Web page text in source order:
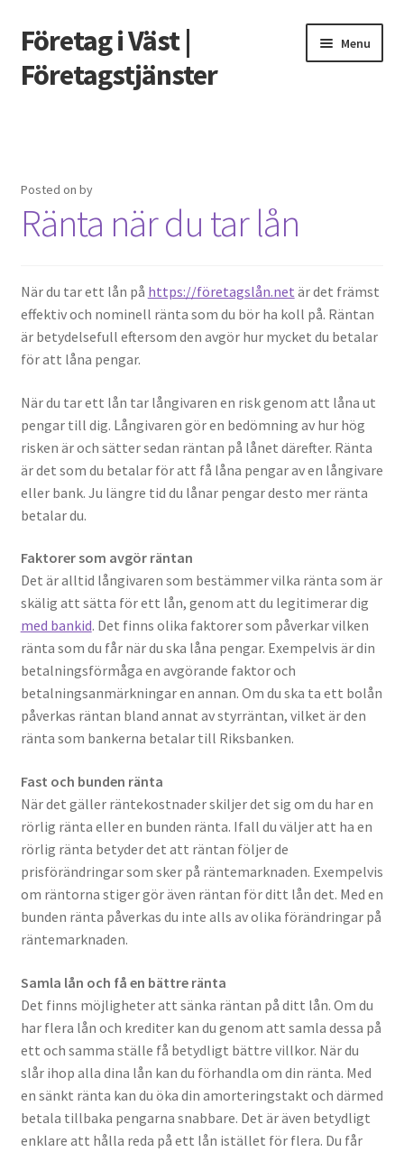
Skip
to
navigation
Skip
to
content
Företag i Väst |
Företagstjänster
Menu
Måste man skatta på utländska casinovinster?
Så lyckas du med en fasadrenovering som håller länge
Vad är nackdelarna med att ha mossa på takpannor?
Posted on by
Ränta när du tar lån
När du tar ett lån på https://företagslån.net är det främst
effektiv och nominell ränta som du bör ha koll på. Räntan
är betydelsefull eftersom den avgör hur mycket du betalar
för att låna pengar.
När du tar ett lån tar långivaren en risk genom att låna ut
pengar till dig. Långivaren gör en bedömning av hur hög
risken är och sätter sedan räntan på lånet därefter. Ränta
är det som du betalar för att få låna pengar av en långivare
eller bank. Ju längre tid du lånar pengar desto mer ränta
betalar du.
Faktorer som avgör räntan
Det är alltid långivaren som bestämmer vilka ränta som är
skälig att sätta för ett lån, genom att du legitimerar dig
med bankid. Det finns olika faktorer som påverkar vilken
ränta som du får när du ska låna pengar. Exempelvis är din
betalningsförmåga en avgörande faktor och
betalningsanmärkningar en annan. Om du ska ta ett bolån
påverkas räntan bland annat av styrräntan, vilket är den
ränta som bankerna betalar till Riksbanken.
Fast och bunden ränta
När det gäller räntekostnader skiljer det sig om du har en
rörlig ränta eller en bunden ränta. Ifall du väljer att ha en
rörlig ränta betyder det att räntan följer de
prisförändringar som sker på räntemarknaden. Exempelvis
om räntorna stiger gör även räntan för ditt lån det. Med en
bunden ränta påverkas du inte alls av olika förändringar på
räntemarknaden.
Samla lån och få en bättre ränta
Det finns möjligheter att sänka räntan på ditt lån. Om du
har flera lån och krediter kan du genom att samla dessa på
ett och samma ställe få betydligt bättre villkor. När du
slår ihop alla dina lån kan du förhandla om din ränta. Med
en sänkt ränta kan du öka din amorteringstakt och därmed
betala tillbaka pengarna snabbare. Det är även betydligt
enklare att hålla reda på ett lån istället för flera. Du får